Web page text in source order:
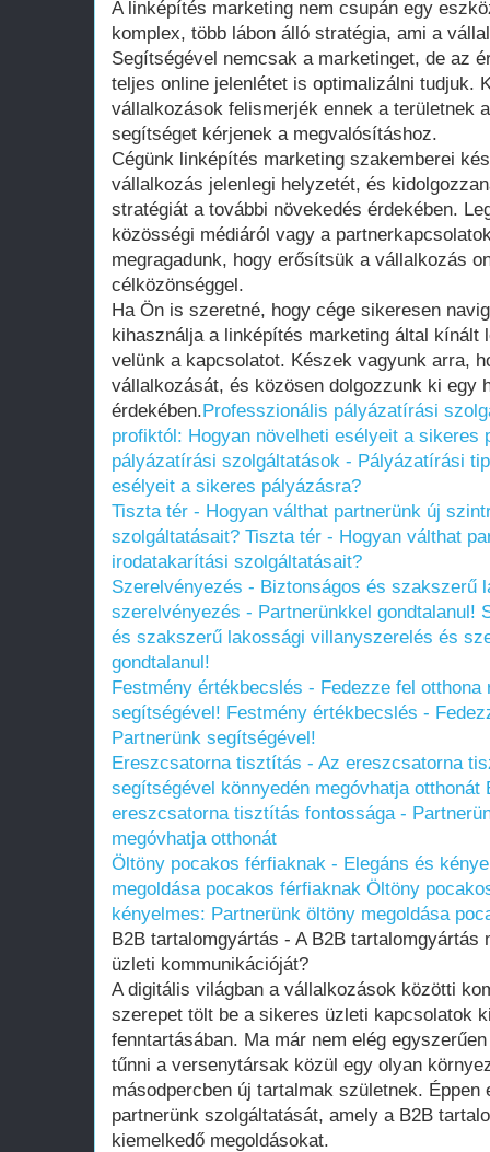
A linképítés marketing nem csupán egy
komplex, több lábon álló stratégia, ami a
Segítségével nemcsak a marketinget, de az
teljes online jelenlétet is optimalizálni tudjuk.
vállalkozások felismerjék ennek a területnek
segítséget kérjenek a megvalósításhoz.
Cégünk linképítés marketing szakemberei
vállalkozás jelenlegi helyzetét, és
stratégiát a további növekedés érdekében.
közösségi médiáról vagy a
megragadunk, hogy erősítsük a vállalkozás
célközönséggel.
Ha Ön is szeretné, hogy cége sikeresen
kihasználja a linképítés marketing által kínált
velünk a kapcsolatot. Készek vagyunk arra,
vállalkozását, és közösen dolgozzunk ki egy
érdekében.Professzionális pályázatírási
profiktól: Hogyan növelheti esélyeit a sikeres
pályázatírási szolgáltatások - Pályázatírási
esélyeit a sikeres pályázásra?
Tiszta tér - Hogyan válthat partnerünk új
szolgáltatásait? Tiszta tér - Hogyan válthat
irodatakarítási szolgáltatásait?
Szerelvényezés - Biztonságos és szakszerű
szerelvényezés - Partnerünkkel gondtalanul!
és szakszerű lakossági villanyszerelés és
gondtalanul!
Festmény értékbecslés - Fedezze fel
segítségével! Festmény értékbecslés -
Partnerünk segítségével!
Ereszcsatorna tisztítás - Az ereszcsatorna
segítségével könnyedén megóvhatja otthonát
ereszcsatorna tisztítás fontossága -
megóvhatja otthonát
Öltöny pocakos férfiaknak - Elegáns és
megoldása pocakos férfiaknak Öltöny
kényelmes: Partnerünk öltöny megoldása
B2B tartalomgyártás - A B2B
üzleti kommunikációját?
A digitális világban a vállalkozások közötti
szerepet tölt be a sikeres üzleti kapcsolatok
fenntartásában. Ma már nem elég
tűnni a versenytársak közül egy olyan
másodpercben új tartalmak születnek. Éppen
partnerünk szolgáltatását, amely a B2B
kiemelkedő megoldásokat.